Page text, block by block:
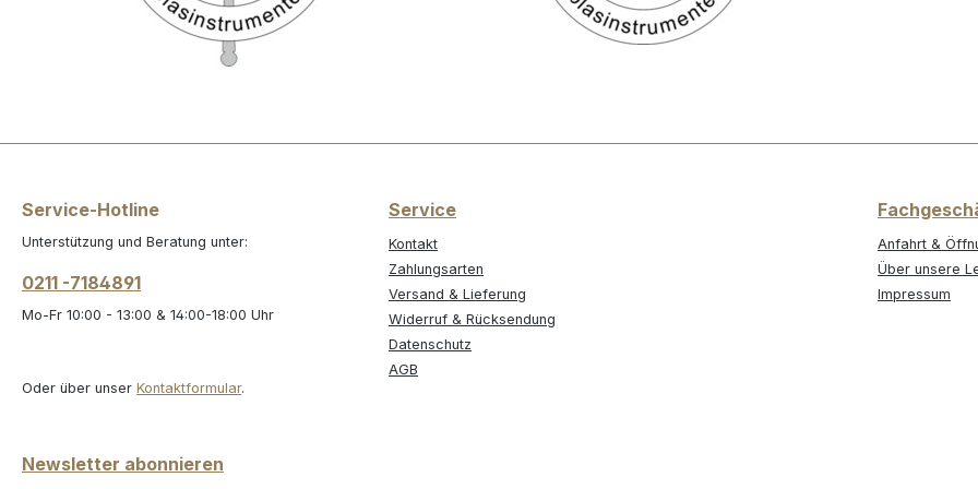
Service-Hotline
Unterstützung und Beratung unter:
0211 -7184891
Mo-Fr 10:00 - 13:00 & 14:00-18:00 Uhr
Oder über unser Kontaktformular.
Newsletter abonnieren
Service
Kontakt
Zahlungsarten
Versand & Lieferung
Widerruf & Rücksendung
Datenschutz
AGB
Anfahrt &
Über unsere
Impressum